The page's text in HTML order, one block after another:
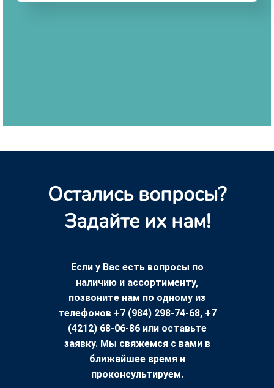
Остались вопросы?
Задайте их нам!
Если у Вас есть вопросы по
наличию и ассортименту,
позвоните нам по одному из
телефонов +7 (984) 298-74-68, +7
(4212) 68-06-86 или оставьте
заявку. Мы свяжемся с вами в
ближайшее время и
проконсультируем.